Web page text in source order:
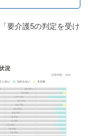
要介護5の判定を受け